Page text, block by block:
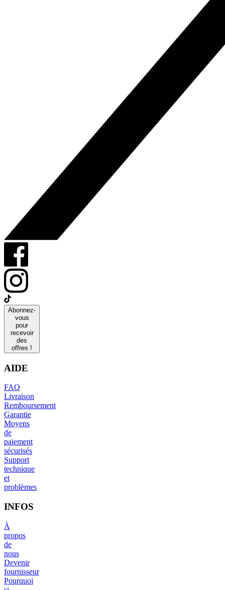
Abonnez-
vous
pour
recevoir
des
offres !
AIDE
FAQ
Livraison
Remboursement
Garantie
Moyens
de
paiement
sécurisés
Support
technique
et
problèmes
INFOS
À
propos
de
nous
Devenir
fournisseur
Pourquoi